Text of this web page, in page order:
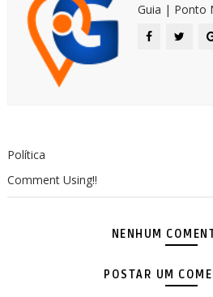
Guia | Ponto
Política
Comment Using!!
NENHUM
POSTAR UM